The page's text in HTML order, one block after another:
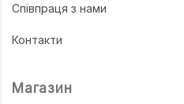
Співпраця з нами
Контакти
Магазин